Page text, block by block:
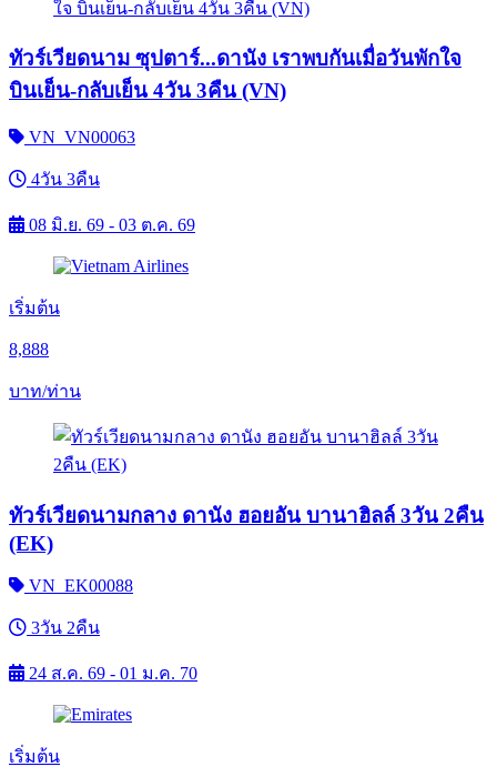
ทัวร์เวียดนาม ซุปตาร์...ดานัง เราพบกันเมื่อวันพักใจ
บินเย็น-กลับเย็น 4วัน 3คืน (VN)
VN_VN00063
4วัน 3คืน
08 มิ.ย. 69 - 03 ต.ค. 69
เริ่มต้น
8,888
บาท/ท่าน
ทัวร์เวียดนามกลาง ดานัง ฮอยอัน บานาฮิลล์ 3วัน 2คืน
(EK)
VN_EK00088
3วัน 2คืน
24 ส.ค. 69 - 01 ม.ค. 70
เริ่มต้น